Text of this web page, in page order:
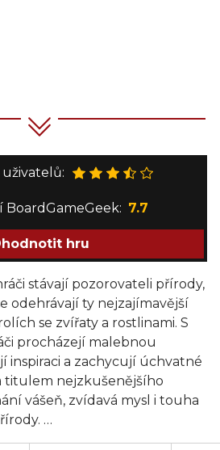
BoardGameGeek: 7.7
hru
stávají pozorovateli přírody,
odehrávají ty nejzajímavější
se zvířaty a rostlinami. S
procházejí malebnou
inspiraci a zachycují úchvatné
titulem nejzkušenějšího
vášeň, zvídavá mysl i touha